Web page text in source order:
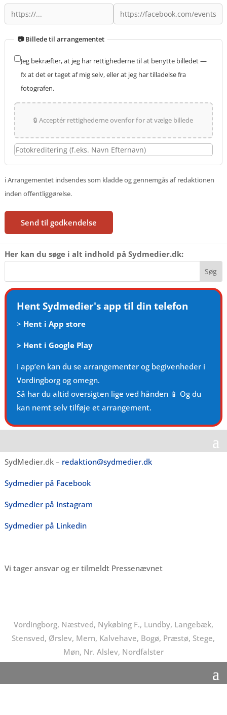
📷 Billede til arrangementet
Jeg bekræfter, at jeg har rettighederne til at benytte billedet —
fx at det er taget af mig selv, eller at jeg har tilladelse fra
fotografen.
🔒 Acceptér rettighederne ovenfor for at vælge billede
ℹ️ Arrangementet indsendes som kladde og gennemgås af redaktionen
inden offentliggørelse.
Send til godkendelse
Her kan du søge i alt indhold på Sydmedier.dk:
Hent Sydmedier's app til din telefon
> Hent i App store
> Hent i Google Play
I app’en kan du se arrangementer og begivenheder i
Vordingborg og omegn.
Så har du altid oversigten lige ved hånden 📱 Og du
kan nemt selv tilføje et arrangement.
SydMedier.dk – redaktion@sydmedier.dk
Sydmedier på Facebook
Sydmedier på Instagram
Sydmedier på Linkedin
Vi tager ansvar og er tilmeldt Pressenævnet
Vordingborg, Næstved, Nykøbing F., Lundby, Langebæk,
Stensved, Ørslev, Mern, Kalvehave, Bogø, Præstø, Stege,
Møn, Nr. Alslev, Nordfalster